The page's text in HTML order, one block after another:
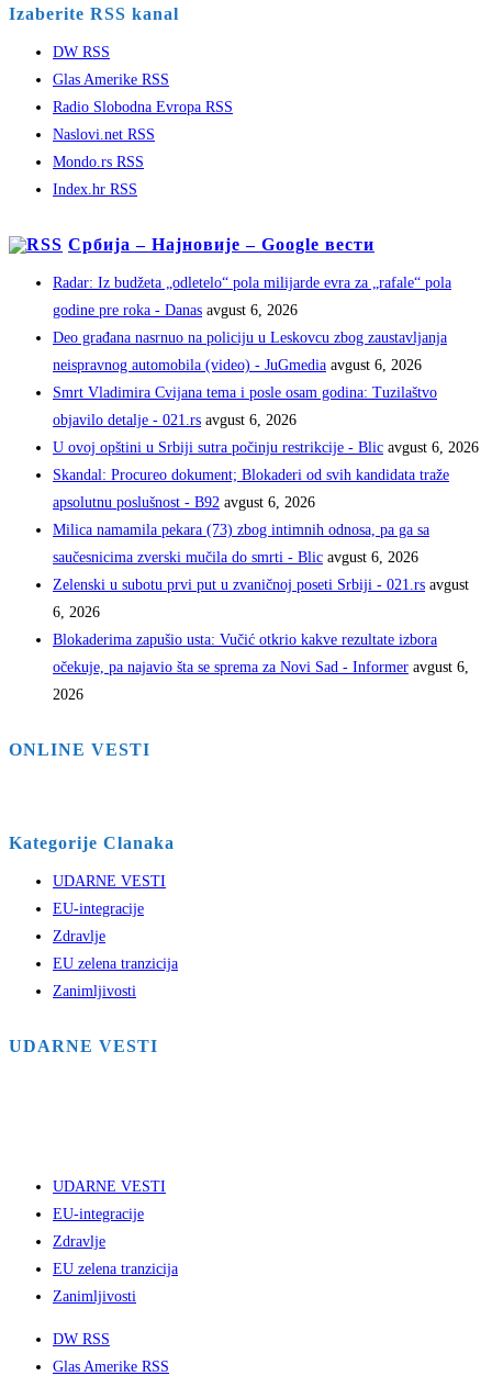
Izaberite RSS kanal
DW RSS
Glas Amerike RSS
Radio Slobodna Evropa RSS
Naslovi.net RSS
Mondo.rs RSS
Index.hr RSS
Србија – Најновије – Google вести
Radar: Iz budžeta „odletelo“ pola milijarde evra za „rafale“ pola
godine pre roka - Danas avgust 6, 2026
Deo građana nasrnuo na policiju u Leskovcu zbog zaustavljanja
neispravnog automobila (video) - JuGmedia avgust 6, 2026
Smrt Vladimira Cvijana tema i posle osam godina: Tuzilaštvo
objavilo detalje - 021.rs avgust 6, 2026
U ovoj opštini u Srbiji sutra počinju restrikcije - Blic avgust 6, 2026
Skandal: Procureo dokument; Blokaderi od svih kandidata traže
apsolutnu poslušnost - B92 avgust 6, 2026
Milica namamila pekara (73) zbog intimnih odnosa, pa ga sa
saučesnicima zverski mučila do smrti - Blic avgust 6, 2026
Zelenski u subotu prvi put u zvaničnoj poseti Srbiji - 021.rs avgust
6, 2026
Blokaderima zapušio usta: Vučić otkrio kakve rezultate izbora
očekuje, pa najavio šta se sprema za Novi Sad - Informer avgust 6,
2026
ONLINE VESTI
Kategorije Clanaka
UDARNE VESTI
EU-integracije
Zdravlje
EU zelena tranzicija
Zanimljivosti
UDARNE VESTI
UDARNE VESTI
EU-integracije
Zdravlje
EU zelena tranzicija
Zanimljivosti
DW RSS
Glas Amerike RSS